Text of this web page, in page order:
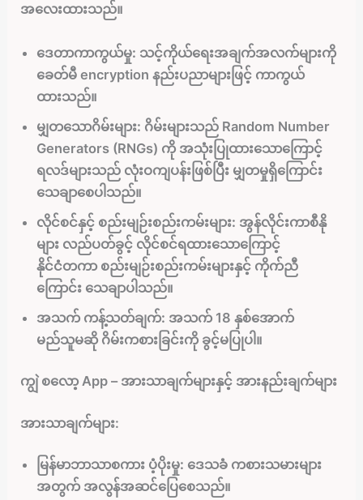
အလေးထားသည်။
ဒေတာကာကွယ်မှု: သင့်ကိုယ်ရေးအချက်အလက်များကို
ခေတ်မီ encryption နည်းပညာများဖြင့် ကာကွယ်
ထားသည်။
မျှတသောဂိမ်းများ: ဂိမ်းများသည် Random Number
Generators (RNGs) ကို အသုံးပြုထားသောကြောင့်
ရလဒ်များသည် လုံးဝကျပန်းဖြစ်ပြီး မျှတမှုရှိကြောင်း
သေချာစေပါသည်။
လိုင်စင်နှင့် စည်းမျဉ်းစည်းကမ်းများ: အွန်လိုင်းကာစီနို
များ လည်ပတ်ခွင့် လိုင်စင်ရထားသောကြောင့်
နိုင်ငံတကာ စည်းမျဉ်းစည်းကမ်းများနှင့် ကိုက်ညီ
ကြောင်း သေချာပါသည်။
အသက် ကန့်သတ်ချက်: အသက် 18 နှစ်အောက်
မည်သူမဆို ဂိမ်းကစားခြင်းကို ခွင့်မပြုပါ။
ကျွဲ စလော့ App – အားသာချက်များနှင့် အားနည်းချက်များ
အားသာချက်များ:
မြန်မာဘာသာစကား ပံ့ပိုးမှု: ဒေသခံ ကစားသမားများ
အတွက် အလွန်အဆင်ပြေစေသည်။